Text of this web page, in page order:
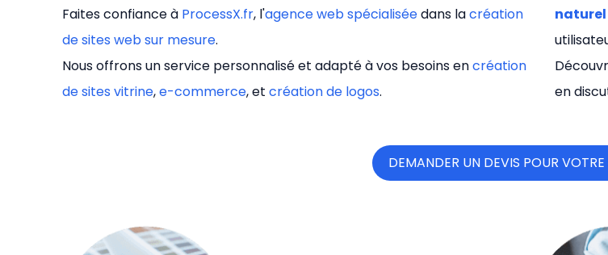
Faites confiance à ProcessX.fr, l'agence web spécialiséedans lacréation
de sites web sur mesure.
Nous offrons un service personnalisé et adapté à vos besoins encréation
de sites vitrine,e-commerce, et création de logos.
naturel
en
DEMANDER UN DEVIS POUR VOTRE